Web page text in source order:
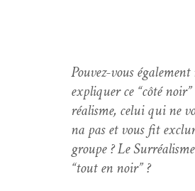
Pou­vez-vous égale­ment
expli­quer ce “côté
réal­isme, celui qui ne
na pas et vous fit
groupe ? Le
“tout en noir” ?